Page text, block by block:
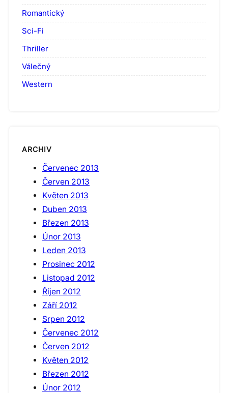
Romantický
Sci-Fi
Thriller
Válečný
Western
ARCHIV
Červenec 2013
Červen 2013
Květen 2013
Duben 2013
Březen 2013
Únor 2013
Leden 2013
Prosinec 2012
Listopad 2012
Říjen 2012
Září 2012
Srpen 2012
Červenec 2012
Červen 2012
Květen 2012
Březen 2012
Únor 2012